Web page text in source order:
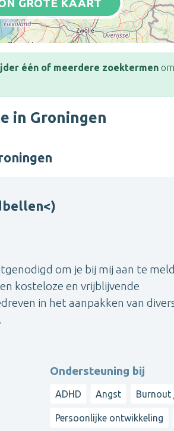
GROTE KAART
één of meerdere zoektermen
in Groningen
om je bij mij aan te
kosteloze en vrijblijvende
in het aanpakken van
Ondersteuning bij
ADHD Angst
Persoonlijke ontwikkeling